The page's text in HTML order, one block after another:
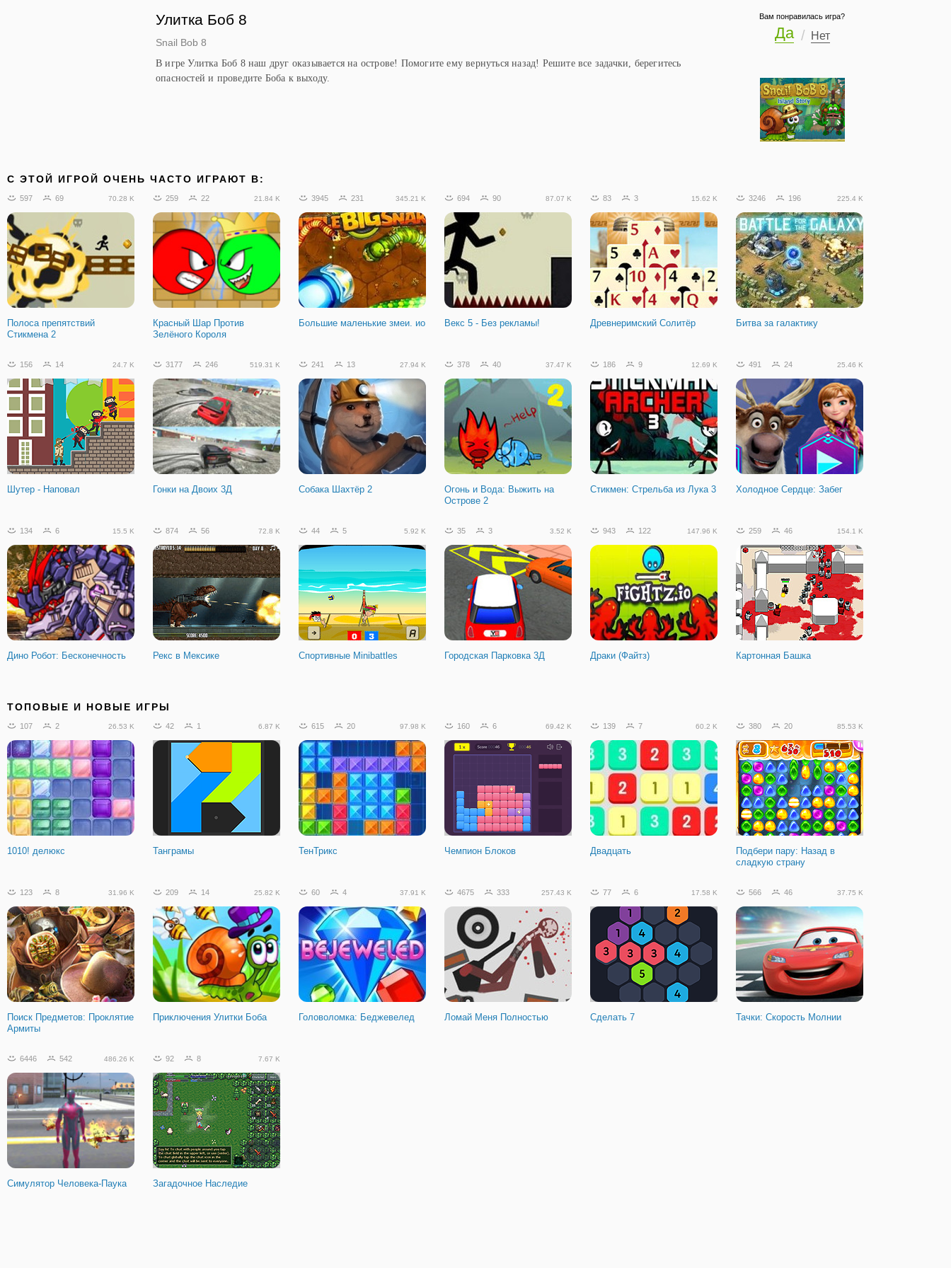
Вам понравилась игра?
Да Нет
Улитка Боб 8
Snail Bob 8
В игре Улитка Боб 8 наш друг оказывается на острове! Помогите ему вернуться назад! Решите все задачки, берегитесь
опасностей и проведите Боба к выходу.
C ЭТОЙ ИГРОЙ ОЧЕНЬ ЧАСТО ИГРАЮТ В:
597 69 70.28 K
Полоса препятствий
Стикмена 2
259 22 21.84 K
Красный Шар Против
Зелёного Короля
3945 231 345.21 K
Большие маленькие змеи. ио
694 90 87.07 K
Векс 5 - Без рекламы!
83 3 15.62 K
Древнеримский Солитёр
3246 196 225.4 K
Битва за галактику
156 14 24.7 K
Шутер - Наповал
3177 246 519.31 K
Гонки на Двоих 3Д
241 13 27.94 K
Собака Шахтёр 2
378 40 37.47 K
Огонь и Вода: Выжить на
Острове 2
186 9 12.69 K
Стикмен: Стрельба из Лука 3
491 24 25.46 K
Холодное Сердце: Забег
134 6 15.5 K
Дино Робот: Бесконечность
874 56 72.8 K
Рекс в Мексике
44 5 5.92 K
Спортивные Minibattles
35 3 3.52 K
Городская Парковка 3Д
943 122 147.96 K
Драки (Файтз)
259 46 154.1 K
Картонная Башка
Юные Титаны: Прыгучие Бои Бен 10: Спасение Мира Битвы Янычар на Двоих
ТОПОВЫЕ И НОВЫЕ ИГРЫ
107 2 26.53 K
1010! делюкс
42 1 6.87 K
Танграмы
615 20 97.98 K
ТенТрикс
160 6 69.42 K
Чемпион Блоков
139 7 60.2 K
Двадцать
380 20 85.53 K
Подбери пару: Назад в
сладкую страну
123 8 31.96 K
Поиск Предметов: Проклятие
Армиты
209 14 25.82 K
Приключения Улитки Боба
60 4 37.91 K
Головоломка: Беджевелед
4675 333 257.43 K
Ломай Меня Полностью
77 6 17.58 K
Сделать 7
566 46 37.75 K
Тачки: Скорость Молнии
6446 542 486.26 K
Симулятор Человека-Паука
92 8 7.67 K
Загадочное Наследие